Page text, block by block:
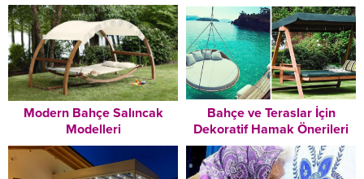
Modern Bahçe Salıncak
Modelleri
Bahçe ve Teraslar İçin
Dekoratif Hamak Önerileri